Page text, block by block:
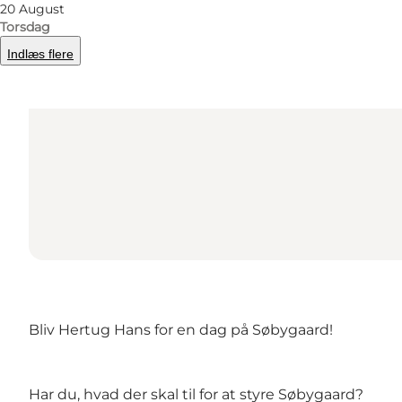
20 August
Torsdag
Indlæs flere
Bliv Hertug Hans for en dag på Søbygaard!
Har du, hvad der skal til for at styre Søbygaard?